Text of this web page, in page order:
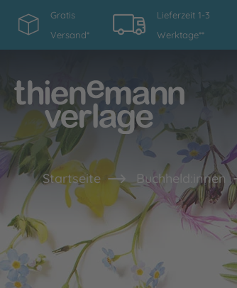
Gratis
Versand*
Lieferzeit 1-3
Werktage**
Startseite Buchheld:innen